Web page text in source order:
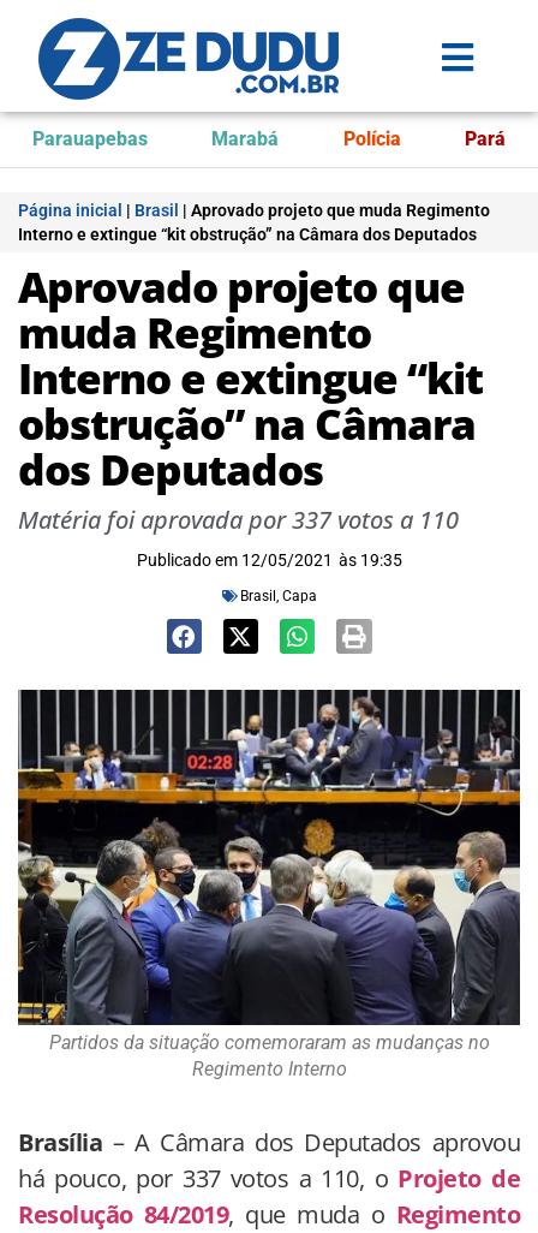
Parauapebas Marabá Polícia Pará
Página inicial | Brasil | Aprovado projeto que muda Regimento
Interno e extingue “kit obstrução” na Câmara dos Deputados
Aprovado projeto que
muda Regimento
Interno e extingue “kit
obstrução” na Câmara
dos Deputados
Matéria foi aprovada por 337 votos a 110
Publicado em 12/05/2021 às 19:35
Brasil , Capa
Partidos da situação comemoraram as mudanças no
Regimento Interno
Brasília – A Câmara dos Deputados aprovou
há pouco, por 337 votos a 110, o Projeto de
Resolução 84/2019, que muda o Regimento